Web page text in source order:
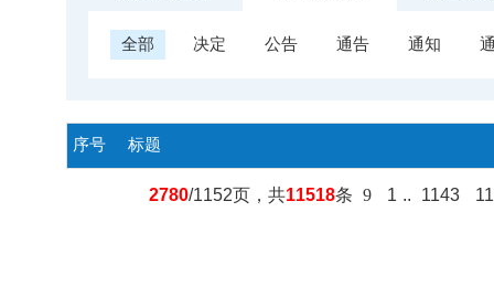
全部 决定 公告 通告 通知
序号 标题
2780/1152页，共11518条 9 1 .. 1143